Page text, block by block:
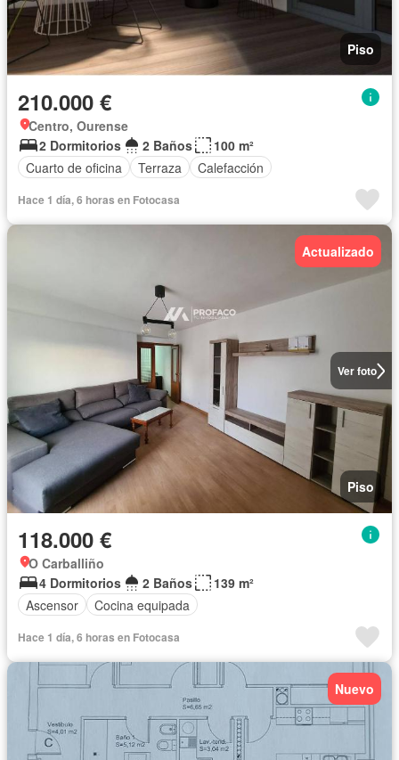
Piso
210.000 €
Centro, Ourense
2 Dormitorios
2 Baños
100 m²
Cuarto de oficina
Terraza Calefacción
Hace 1 día, 6 horas en Fotocasa
Ver foto
Actualizado
Piso
118.000 €
O Carballiño
4 Dormitorios
2 Baños
139 m²
Ascensor
Cocina equipada
Hace 1 día, 6 horas en Fotocasa
Nuevo